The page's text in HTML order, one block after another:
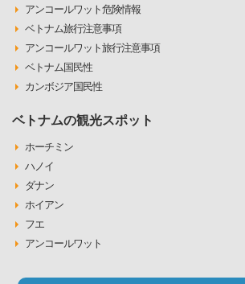
アンコールワット危険情報
ベトナム旅行注意事項
アンコールワット旅行注意事項
ベトナム国民性
カンボジア国民性
ベトナムの観光スポット
ホーチミン
ハノイ
ダナン
ホイアン
フエ
アンコールワット